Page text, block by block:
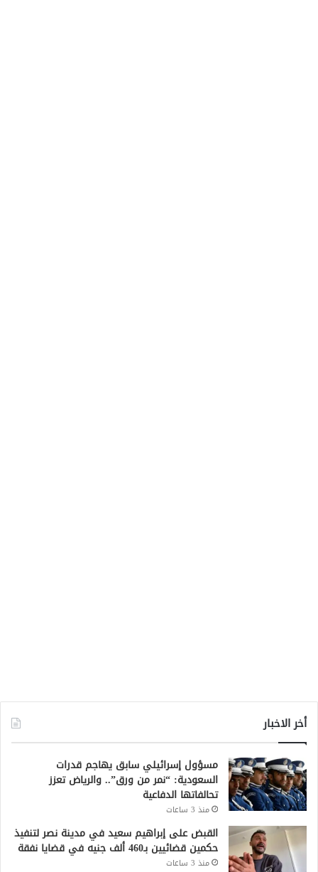
أخر الاخبار
مسؤول إسرائيلي سابق يهاجم قدرات
السعودية: “نمر من ورق”.. والرياض تعزز
تحالفاتها الدفاعية
منذ 3 ساعات
القبض على إبراهيم سعيد في مدينة نصر لتنفيذ
حكمين قضائيين بـ460 ألف جنيه في قضايا نفقة
منذ 3 ساعات